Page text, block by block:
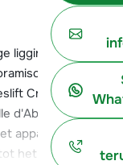
ligging in La
uitzicht op
Crêt-Béni, met
d'Abondance,
appartement. De
het enorme